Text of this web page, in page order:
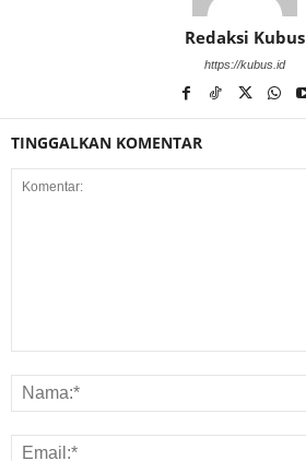
Redaksi Kubus
https://kubus.id
TINGGALKAN KOMENTAR